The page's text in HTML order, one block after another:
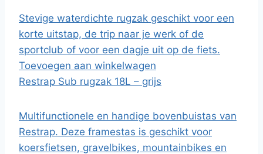
Stevige waterdichte rugzak geschikt voor een
korte uitstap, de trip naar je werk of de
sportclub of voor een dagje uit op de fiets.
Toevoegen aan winkelwagen
Restrap Sub rugzak 18L – grijs
Multifunctionele en handige bovenbuistas van
Restrap. Deze framestas is geschikt voor
koersfietsen, gravelbikes, mountainbikes en